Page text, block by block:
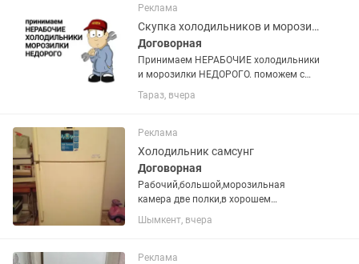
упустите такие вкусные цены !
Реклама
Скупка холодильников и морозилок
Договорная
Принимаем НЕРАБОЧИЕ холодильники
и морозилки НЕДОРОГО. поможем с
утилизацией и выноса с этажей старой
техники.
Тараз, вчера
Реклама
Холодильник самсунг
Договорная
Рабочий,большой,морозильная
камера две полки,в хорошем
состоянии
Шымкент, вчера
Реклама